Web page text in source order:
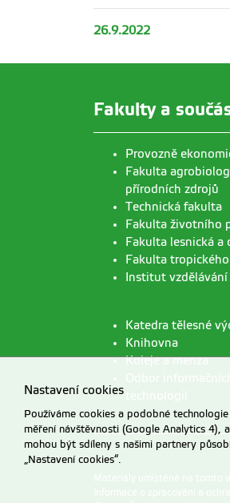
26.9.2022
Fakulty a
Provozně
Fakulta
přírodních zdrojů
Technická fakulta
Fakulta životního
Fakulta lesnická a
Fakulta
Institut
Katedra tělesné
Knihovna
Koleje a menza
Informace o zpracování a
Nastavení cookies
Používáme cookies a podobné
měření návštěvnosti (Google Analytics 4),
mohou být sdíleny s našimi partnery
„Nastavení cookies“.